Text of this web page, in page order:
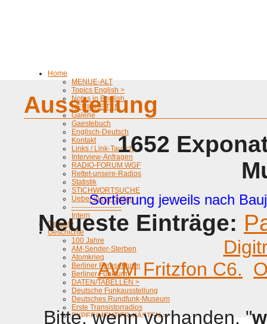
Home
MENUE-ALT
Topics English >
Notes in English
NEUIGKEITEN
Galerie
Gaestebuch
Englisch-Deutsch
Kontakt
Links / Link-Tausch
Interview-Anfragen
RADIO-FORUM WGF
Rettet-unsere-Radios
Statistik
STICHWORTSUCHE
Ueber diese Seiten
---------------------
Intern
Geraete
Geschichte
100 Jahre
AM-Sender-Sterben
Atomkrieg
Berliner Fernsehturm
Berliner Funkturm
DATEN/TABELLEN >
Deutsche Funkausstellung
Deutsches Rundfunk-Museum
Erste Transistorradios
EXPERIMENTIER-KÄSTEN >
Ausstellung
1652
Sortierung jeweils nach
Neueste Einträge:
AVM Fritzfon C6.
Bitte, wenn vorhanden, "